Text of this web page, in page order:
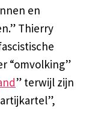
en
Thierry
“omvolking”
” terwijl zijn